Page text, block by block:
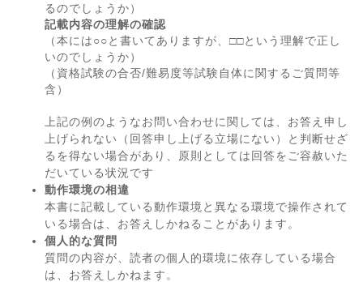
るのでしょうか）
記載内容の理解の確認
（本には○○と書いてありますが、□□という理解で正し
いのでしょうか）
（資格試験の合否/難易度等試験自体に関するご質問等
含）
上記の例のようなお問い合わせに関しては、お答え申し
上げられない（回答申し上げる立場にない）と判断せざ
るを得ない場合があり、原則としては回答をご容赦いた
だいている状況です
動作環境の相違
本書に記載している動作環境と異なる環境で操作されて
いる場合は、お答えしかねることがあります。
個人的な質問
質問の内容が、読者の個人的環境に依存している場合
は、お答えしかねます。